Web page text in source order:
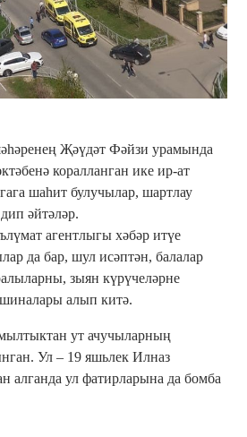
Җәүдәт Фәйзи урамында
коралланган ике ир-ат
шаһит булучылар, шартлау
әйтәләр.
агентлыгы хәбәр итүе
да бар, шул исәптән, балалар
зыян күрүчеләрне
алып китә.
ут ачучыларның
Ул – 19 яшьлек Илназ
алганда ул фатирларына да бомба